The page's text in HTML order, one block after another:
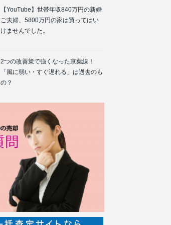
【YouTube】世帯年収840万円の新婚
ご夫婦、5800万円の家は買ってはい
けませんでした。
2つの改善策で強くなった京葉線！
「風に弱い・すぐ遅れる」は過去のも
の？